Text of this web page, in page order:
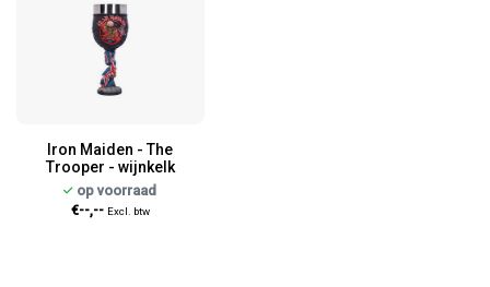
Iron Maiden - The
Trooper - wijnkelk
op voorraad
€--,-- Excl. btw